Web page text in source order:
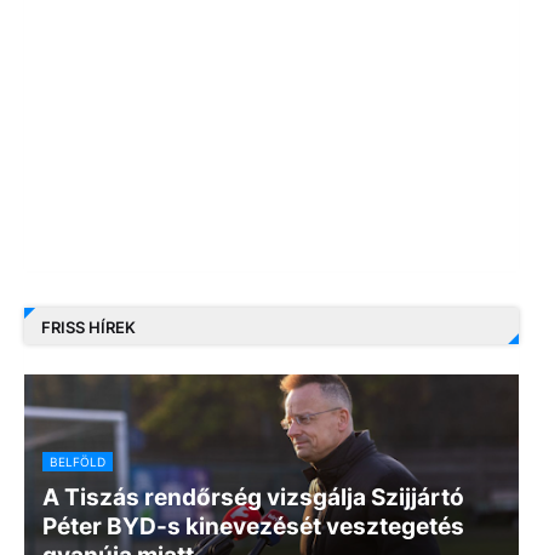
FRISS HÍREK
BELFÖLD
A Tiszás rendőrség vizsgálja Szijjártó
Péter BYD-s kinevezését vesztegetés